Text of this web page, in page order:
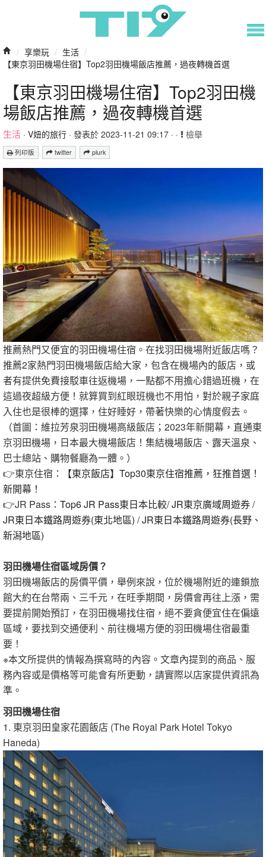
/ 享樂玩 / 生活 /
【東京羽田機場住宿】Top2羽田機場飯店推薦，過夜轉機首選
【東京羽田機場住宿】Top2羽田機
場飯店推薦，過夜轉機首選
生活 · V妞的旅行 · 發表於 2023-11-21 09:17 · · 檢舉
列印版 twitter plurk
推薦熱門又便宜的羽田機場住宿。在找羽田機場附近飯店嗎？
推薦2家熱門羽田機場飯店給大家，包含在機場內的飯店，或
者有提供免費接駁車往返機場，一點都不用擔心錯過班機，在
這過夜超級方便！就算買到紅眼班機也不用怕，對於親子家庭
入住也是很棒的選擇，住好睡好，帶著快樂的心情度假去。
（首圖：維拉芳泉羽田機場高級飯店；2023年新開幕，直通東
京羽田機場，日本最大機場飯店！集結機場飯店、露天溫泉、
巴士總站、購物餐廳為一體。）
👉東京住宿：
【東京飯店】Top30東京住宿推薦，狂推首選！
新開幕！
👉JR Pass： Top6 JR Pass東日本比較/JR東京廣域周遊券/
JR東日本鐵路周遊券(東北地區) /JR東日本鐵路周遊券(長野、
新潟地區)
羽田機場住宿區域房價？
羽田機場飯店的房價平價，舉例來說，位於機場附近的連鎖旅
館大約在台幣兩、三千元，在旺季期間，房價會再往上漲，需
要提前開始預訂，在羽田機場找住宿，絕不要貪便宜住在偏遠
區域，要找到交通便利、前往機場方便的羽田機場住宿最重
要！
※本文所提供的情報為撰寫時的內容。文章內提到的商品、服
務內容或是價格等可能會有所更動，請實際以店家提供資訊為
準。
羽田機場住宿
1. 東京羽田皇家花園飯店 (The Royal Park Hotel Tokyo
Haneda)